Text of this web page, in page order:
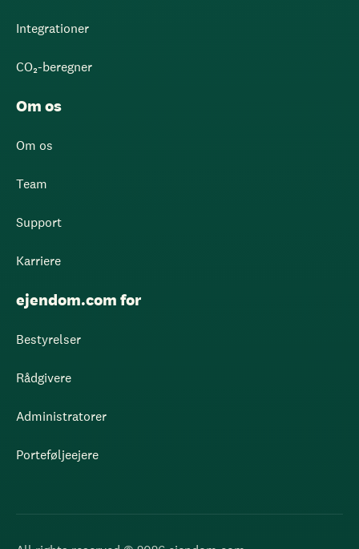
Integrationer
CO₂-beregner
Om os
Om os
Team
Support
Karriere
ejendom.com for
Bestyrelser
Rådgivere
Administratorer
Porteføljeejere